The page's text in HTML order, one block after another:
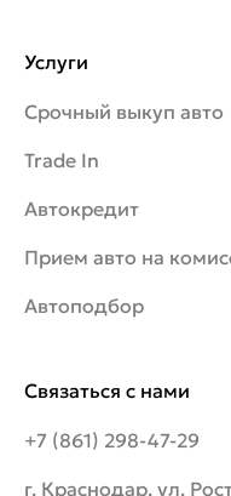
Связаться с нами
+7 (861) 298-47-29
г. Краснодар, ул.
Услуги
Срочный выкуп авто
Trade In
Автокредит
Прием авто на
Автоподбор